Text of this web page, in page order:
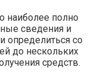
наиболее полно
сведения и
определиться со
до нескольких
средств.